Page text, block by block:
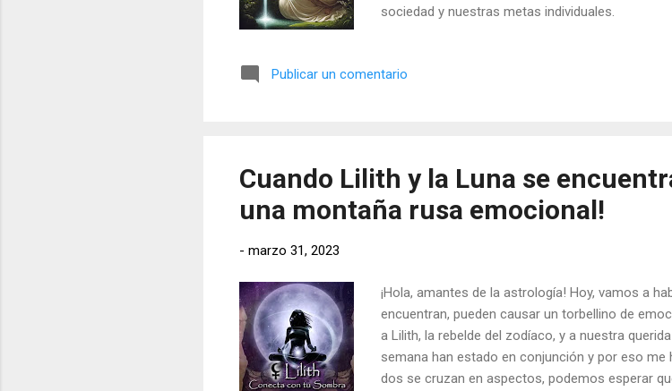
sociedad y nuestras metas individuales.
Publicar un comentario
Cuando Lilith y la Luna se
una montaña rusa emocional!
- marzo 31, 2023
¡Hola, amantes de la astrología! Hoy, vamos a
encuentran, pueden causar un torbellino de
a Lilith, la rebelde del zodíaco, y a nuestra
semana han estado en conjunción y por eso
dos se cruzan en aspectos, podemos esperar